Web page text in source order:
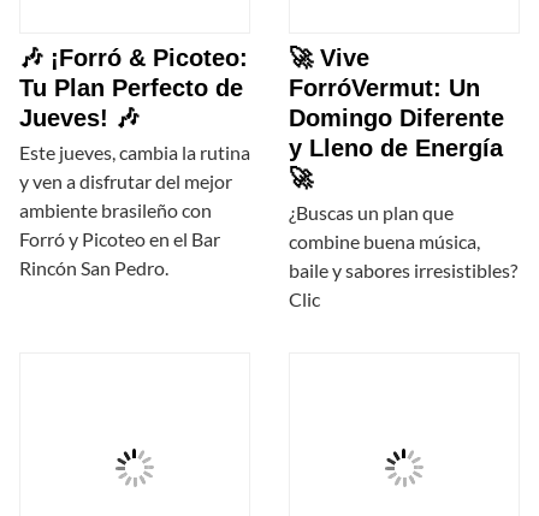
🎶 ¡Forró & Picoteo:
Tu Plan Perfecto de
Jueves! 🎶
Este jueves, cambia la rutina
y ven a disfrutar del mejor
ambiente brasileño con
Forró y Picoteo en el Bar
Rincón San Pedro.
🚀 Vive
ForróVermut: Un
Domingo Diferente
y Lleno de Energía
🚀
¿Buscas un plan que
combine buena música,
baile y sabores irresistibles?
Clic